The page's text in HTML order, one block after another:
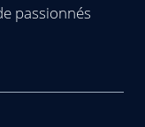
passionnés